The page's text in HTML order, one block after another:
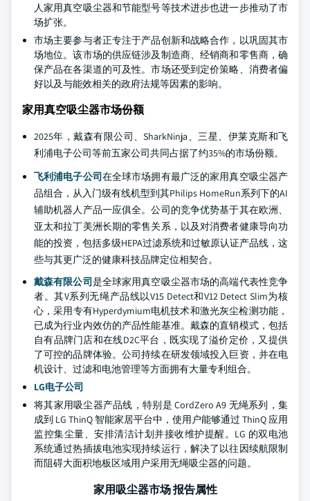
人家用真空吸尘器和节能型号等技术进步也进一步推动了市
场扩张。
市场主要参与者正专注于产品创新和战略合作，以巩固其市
场地位。该市场的供应链涉及制造商、经销商和零售商，确
保产品在各渠道的可及性。市场还受到定价策略、消费者偏
好以及与能效相关的政府法规等因素的影响。
家用真空吸尘器市场份额
2025年，戴森有限公司、SharkNinja、三星、伊莱克斯和飞
利浦电子公司等前五家公司共同占据了约35%的市场份额。
飞利浦电子公司在全球市场拥有最广泛的家用真空吸尘器产
品组合，从入门级有线机型到其Philips HomeRun系列下的AI
辅助机器人产品一应俱全。公司的竞争优势基于其在欧洲、
亚太和拉丁美洲长期的零售关系，以及对消费者健康导向功
能的投资，包括多级HEPA过滤系统和过敏原认证产品线，这
些与其更广泛的健康科技品牌定位相契合。
戴森有限公司是全球家用真空吸尘器市场的高端代表性竞争
者。其V系列无绳产品线以V15 Detect和V12 Detect Slim为核
心，采用专有Hyperdymium电机技术和激光灰尘检测功能，
已成为行业内效仿的产品性能基准。戴森的直销模式，包括
自有品牌门店和在线D2C平台，既实现了溢价定价，又提供
了可控的品牌体验。公司持续在研发领域投入巨资，并在电
机设计、过滤和电池管理等方面拥有大量专利组合。
LG电子公司
将其家用吸尘器产品线，特别是 CordZero A9 无绳系列，集
成到 LG ThinQ 智能家居平台中，使用户能够通过 ThinQ 应用
监控集尘量、安排清洁计划并接收维护提醒。LG 的双电池
系统通过热插拔电池实现持续运行，解决了以往因续航限制
而阻碍大面积地板区域用户采用无绳吸尘器的问题。
家用吸尘器市场 报告属性